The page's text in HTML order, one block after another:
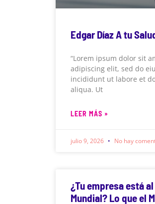
Edgar Díaz A tu
“Lorem ipsum dolor sit
adipiscing elit, sed do
incididunt ut labore et
aliqua. Ut
LEER MÁS »
julio 9, 2026 No hay
¿Tu empresa está
Mundial? Lo que el